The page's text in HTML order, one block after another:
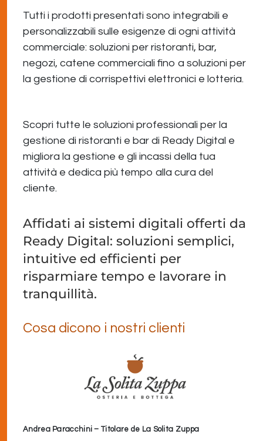
Tutti i prodotti presentati sono integrabili e
personalizzabili sulle esigenze di ogni attività
commerciale: soluzioni per ristoranti, bar,
negozi, catene commerciali fino a soluzioni per
la gestione di corrispettivi elettronici e lotteria.
Scopri tutte le soluzioni professionali per la
gestione di ristoranti e bar di Ready Digital e
migliora la gestione e gli incassi della tua
attività e dedica più tempo alla cura del
cliente.
Affidati ai sistemi digitali offerti da
Ready Digital: soluzioni semplici,
intuitive ed efficienti per
risparmiare tempo e lavorare in
tranquillità.
Cosa dicono i nostri clienti
Andrea Paracchini – Titolare de La Solita Zuppa